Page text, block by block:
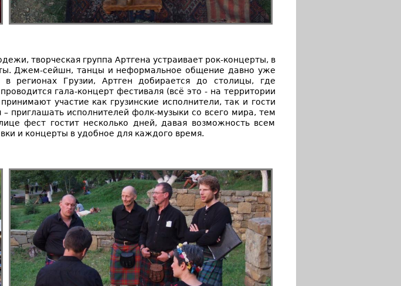
творческая группа Артгена устраивает рок-концерты, в
Джем-сейшн, танцы и неформальное общение давно уже
в регионах Грузии, Артген добирается до столицы, где
гала-концерт фестиваля (всё это - на территории
участие как грузинские исполнители, так и гости
приглашать исполнителей фолк-музыки со всего мира, тем
фест гостит несколько дней, давая возможность всем
и концерты в удобное для каждого время.